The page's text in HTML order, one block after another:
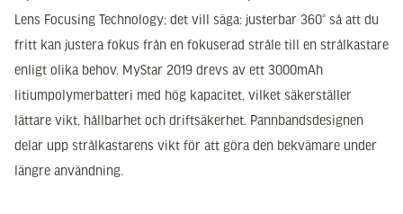
Lens Focusing Technology; det vill säga: justerbar 360° så att du
fritt kan justera fokus från en fokuserad stråle till en strålkastare
enligt olika behov. MyStar 2019 drevs av ett 3000mAh
litiumpolymerbatteri med hög kapacitet, vilket säkerställer
lättare vikt, hållbarhet och driftsäkerhet. Pannbandsdesignen
delar upp strålkastarens vikt för att göra den bekvämare under
längre användning.